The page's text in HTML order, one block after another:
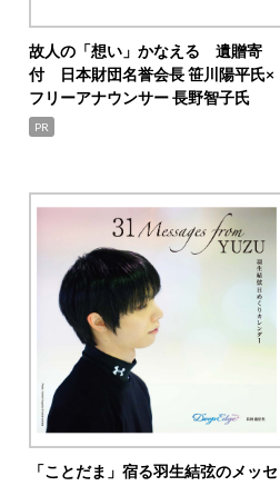
故人の「想い」かなえる 遺贈寄
付 日本財団名誉会長 笹川陽平氏×
フリーアナウンサー 長野智子氏
PR
「ことだま」宿る羽生結弦のメッセ